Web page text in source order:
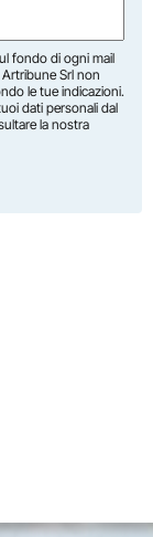
fondo di ogni mail
Artribune Srl non
le tue indicazioni.
dati personali dal
la nostra